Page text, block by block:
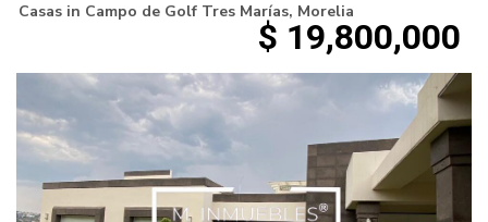
Casas in Campo de Golf Tres Marías, Morelia
$ 19,800,000